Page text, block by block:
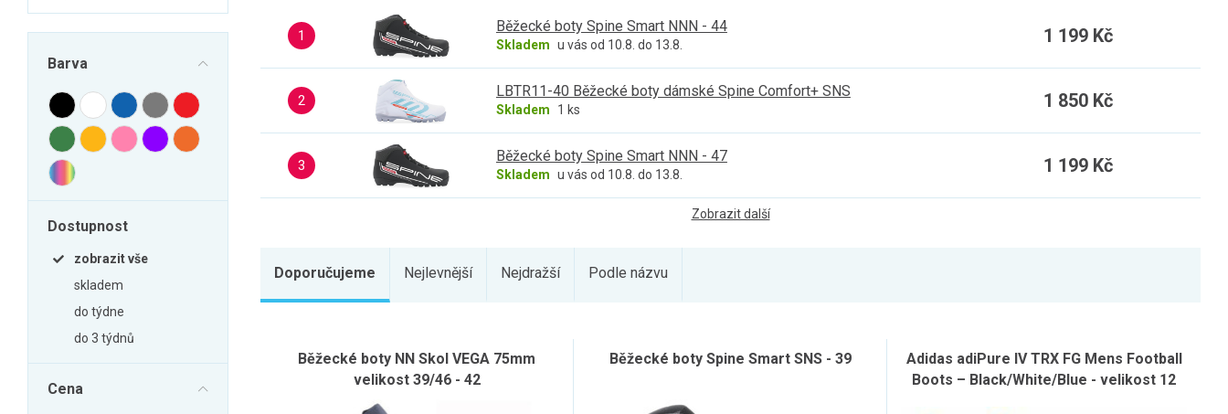
Koupelna
Zahrada
Balkon a terasa
Dílna
Auto-moto
Sedací vaky
Všechny kategorie
Barva
Dostupnost
zobrazit vše
skladem
do týdne
do 3 týdnů
Cena
1
Běžecké boty Spine Smart NNN - 44
Skladem u vás od 10.8. do 13.8. 1 199 Kč
2
LBTR11-40 Běžecké boty dámské Spine Comfort+ SNS
Skladem 1 ks 1 850 Kč
3
Běžecké boty Spine Smart NNN - 47
Skladem u vás od 10.8. do 13.8. 1 199 Kč
Zobrazit další
Doporučujeme Nejlevnější Nejdražší Podle názvu
Běžecké boty NN Skol VEGA 75mm
velikost 39/46 - 42
Běžecké boty Spine Smart SNS - 39
Adidas adiPure IV TRX FG Mens Football
Boots – Black/White/Blue - velikost 12